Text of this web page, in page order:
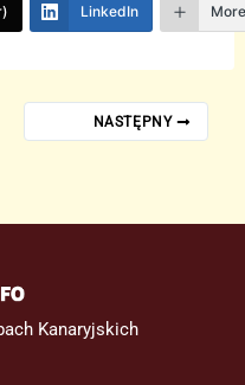
LinkedIn
NASTĘPNY
Kanaryjskich